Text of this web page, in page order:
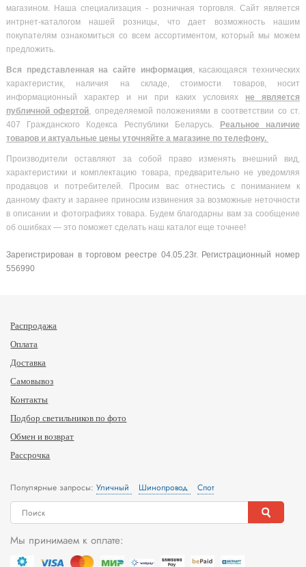
магазином. Наша специализация - розничная торговля. Сайт является
интрнет-каталогом нашей розницы, что дает возможность нашим
покупателям ознакомиться со всем ассортиментом, который мы можем
предложить.
Вся представленная на сайте информация, касающаяся технических
характеристик, наличия на складе, стоимости товаров, носит
информационный характер и ни при каких условиях не является
публичной офертой, определяемой положениями в соответствии со ст.
407 Гражданского Кодекса Республики Беларусь. Реальное наличие
товаров и актуальные цены уточняйте а магазине по телефону.
Производители оставляют за собой право изменять внешний вид,
характеристики и комплектацию товара, предварительно не уведомляя
продавцов и потребителей. Просим вас отнестись с пониманием к
данному факту и заранее приносим извинения за возможные неточности
в описании и фотографиях товара. Будем благодарны вам за сообщение
об ошибках — это поможет сделать наш каталог еще точнее!
Зарегистрирован в торговом реестре 04.05.23г. Регистрационный номер
556990
Распродажа
Оплата
Доставка
Самовывоз
Контакты
Подбор светильников по фото
Обмен и возврат
Рассрочка
Популярные запросы:Уличный Шинопровод Спот
Мы принимаем к оплате: